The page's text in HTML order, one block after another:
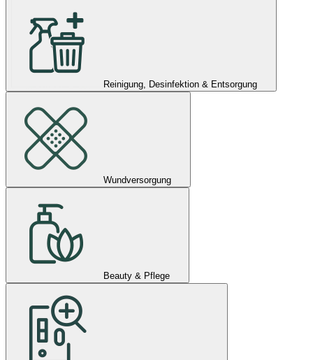
Reinigung, Desinfektion & Entsorgung
Wundversorgung
Beauty & Pflege